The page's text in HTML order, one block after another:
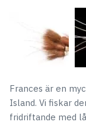
Frances är en
Island. Vi fiskar
fridriftande med